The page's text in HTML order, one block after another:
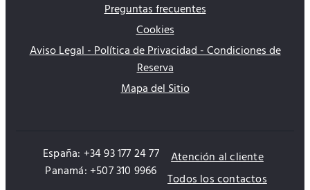
Preguntas frecuentes
Cookies
Aviso Legal - Política de Privacidad - Condiciones de
Reserva
Mapa del Sitio
España: +34 93 177 24 77
Panamá: +507 310 9966
Atención al cliente
Todos los contactos